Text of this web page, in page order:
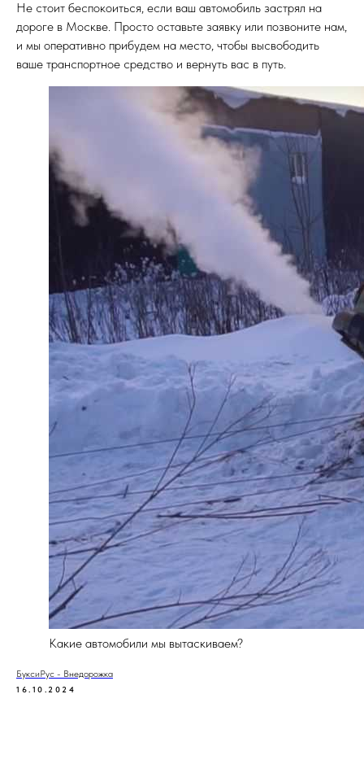
Не стоит беспокоиться, если ваш автомобиль застрял на
дороге в Москве. Просто оставьте заявку или позвоните нам,
и мы оперативно прибудем на место, чтобы высвободить
ваше транспортное средство и вернуть вас в путь.
Какие автомобили мы вытаскиваем?
БуксиРус - Внедорожка
16.10.2024